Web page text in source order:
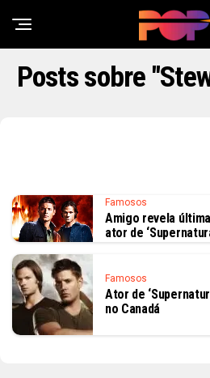
Posts sobre
Famosos
Amigo revela
ator de
Famosos
Ator de
no Canadá